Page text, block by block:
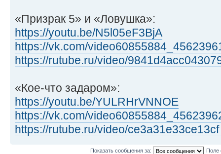
«Призрак 5» и «Ловушка»:
https://youtu.be/N5l05eF3BjA
https://vk.com/
https://rutube.ru/video/
«Кое-что задаром»:
https://youtu.be/YULRHrVNNOE
https://vk.com/
https://rutube.ru/video/
Показать сообщения за: Поле